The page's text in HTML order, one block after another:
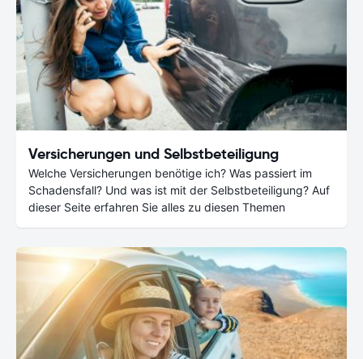
Versicherungen und Selbstbeteiligung
Welche Versicherungen benötige ich? Was passiert im
Schadensfall? Und was ist mit der Selbstbeteiligung? Auf
dieser Seite erfahren Sie alles zu diesen Themen